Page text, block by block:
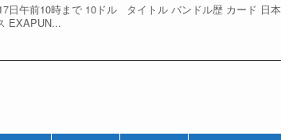
日午前10時まで 10ドル タイトル バンドル歴 カード 日本
EXAPUN...